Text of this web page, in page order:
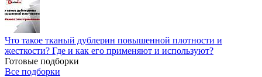
Что такое тканый дублерин повышенной плотности и
жесткости? Где и как его применяют и используют?
Готовые подборки
Все подборки